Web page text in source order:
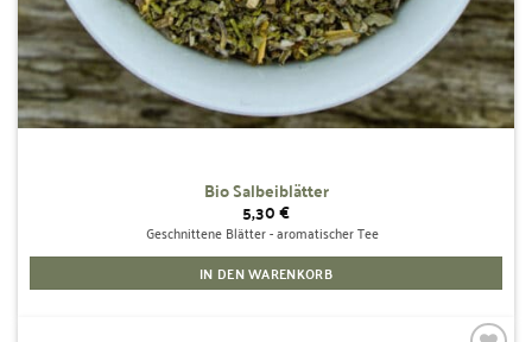
Bio Salbeiblätter
5,30€
Geschnittene Blätter - aromatischer Tee
IN DEN WARENKORB